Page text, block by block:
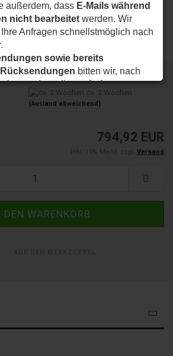
außerdem, dass E-Mails während
nicht bearbeitet werden. Wir
Anfragen schnellstmöglich nach
sowie bereits
bitten wir, nach
dass dieseab dem
eintreffen.
Verständnis. Wir wünschen Ihnen
008330
ca. 2 Wochen
(Ausland abweichend)
794,92 EUR
Versand